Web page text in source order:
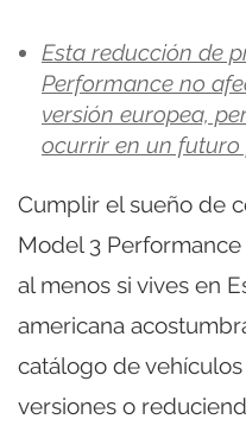
Esta reducción de
Performance no
versión europea,
ocurrir en un futuro
Cumplir el sueño de
Model 3
al menos si vives en
americana
catálogo de
versiones o